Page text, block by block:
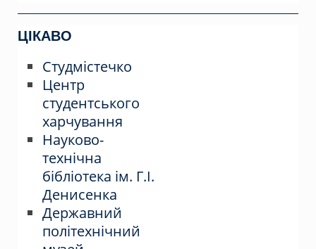
ЦІКАВО
Студмістечко
Центр
студентського
харчування
Науково-
технічна
бібліотека ім. Г.І.
Денисенка
Державний
політехнічний